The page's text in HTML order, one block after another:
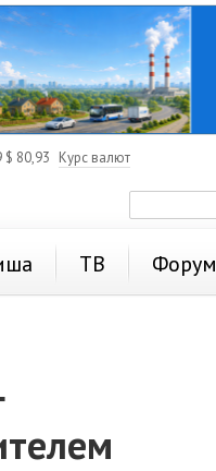
$ 80,93 Курс валют
ТВ Форум